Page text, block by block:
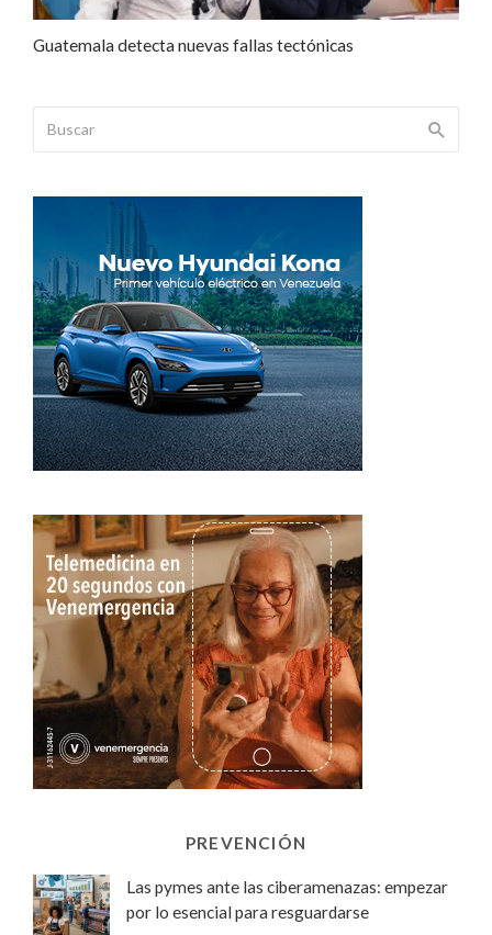
Guatemala detecta nuevas fallas tectónicas
PREVENCIÓN
Las pymes ante las ciberamenazas: empezar
por lo esencial para resguardarse